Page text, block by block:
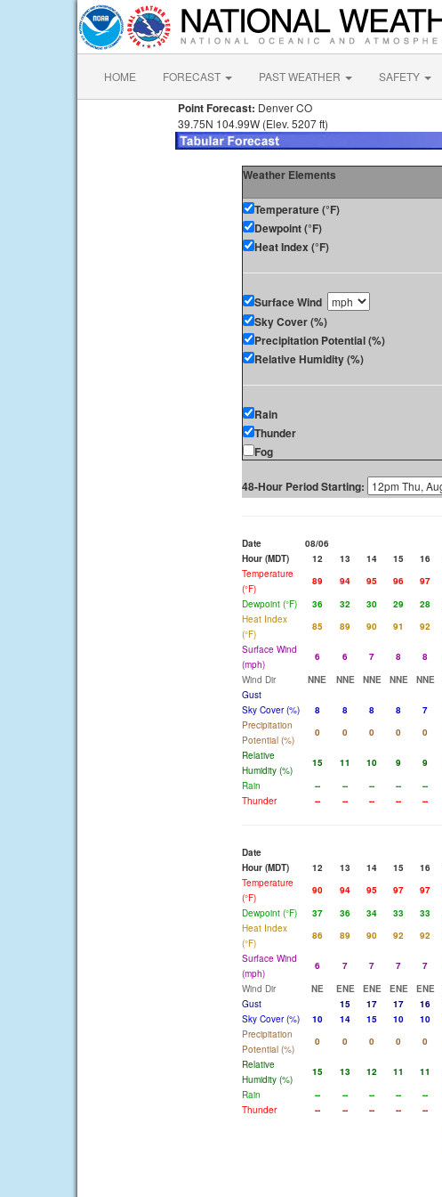
HOME FORECAST PAST WEATHER SAFETY
Point Forecast: Denver CO
39.75N 104.99W (Elev. 5207 ft)
Weather Elements
Temperature (°F)
Dewpoint (°F)
Heat Index (°F)
Surface Wind
Sky Cover (%)
Precipitation Potential (%)
Relative Humidity (%)
Rain
Thunder
Fog
48-Hour Period Starting:
Date 08/06
Hour (MDT)
12 13 14 15 16
Temperature
(°F)
89 94 95 96 97
Dewpoint (°F)
36 32 30 29 28
Heat Index
(°F)
85 89 90 91 92
Surface Wind
(mph)
6 6 7 8 8
Wind Dir
NNE NNE NNE NNE NNE
Gust
Sky Cover (%)
8 8 8 8 7
Precipitation
Potential (%)
0 0 0 0 0
Relative
Humidity (%)
15 11 10 9 9
Rain
-- -- -- -- --
Thunder
-- -- -- -- --
Date
Hour (MDT)
12 13 14 15 16
Temperature
(°F)
90 94 95 97 97
Dewpoint (°F)
37 36 34 33 33
Heat Index
(°F)
86 89 90 92 92
Surface Wind
(mph)
6 7 7 7 7
Wind Dir
NE ENE ENE ENE ENE
Gust
15 17 17 16
Sky Cover (%)
10 14 15 10 10
Precipitation
Potential (%)
0 0 0 0 0
Relative
Humidity (%)
15 13 12 11 11
Rain
-- -- -- -- --
Thunder
-- -- -- -- --